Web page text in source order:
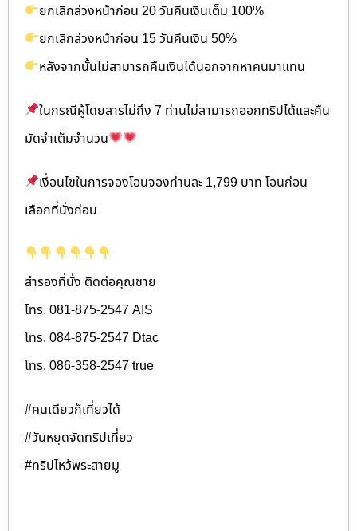
ยกเลิกล่วงหน้าก่อน 20 วันคืนเงินเต็ม 100%
ยกเลิกล่วงหน้าก่อน 15 วันคืนเงิน 50%
หลังจากนั้นไม่สามารถคืนเงินได้นอกจากหาคนมาแทน
ในกรณีผู้โดยสารไม่ถึง 7 ท่านไม่สามารถออกทริปได้และคืน
มัดจำเต็มจำนวน
เงื่อนไขในการจองโอนจองท่านละ 1,799 บาท โอนก่อน
เลือกที่นั่งก่อน
สำรองที่นั่ง ติดต่อคุณชาย
โทร. 081-875-2547 AIS
โทร. 084-875-2547 Dtac
โทร. 086-358-2547 true
#คนเดียวก็เที่ยวได้
#วันหยุดจัดทริปเที่ยว
#ทริปไหว้พระสายมู